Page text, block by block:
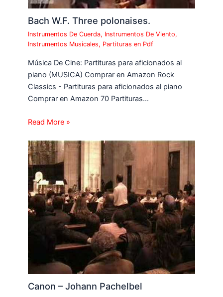
Bach W.F. Three polonaises.
Instrumentos De Cuerda, Instrumentos De Viento,
Instrumentos Musicales, Partituras en Pdf
Música De Cine: Partituras para aficionados al
piano (MUSICA) Comprar en Amazon Rock
Classics - Partituras para aficionados al piano
Comprar en Amazon 70 Partituras…
Read More »
Canon – Johann Pachelbel